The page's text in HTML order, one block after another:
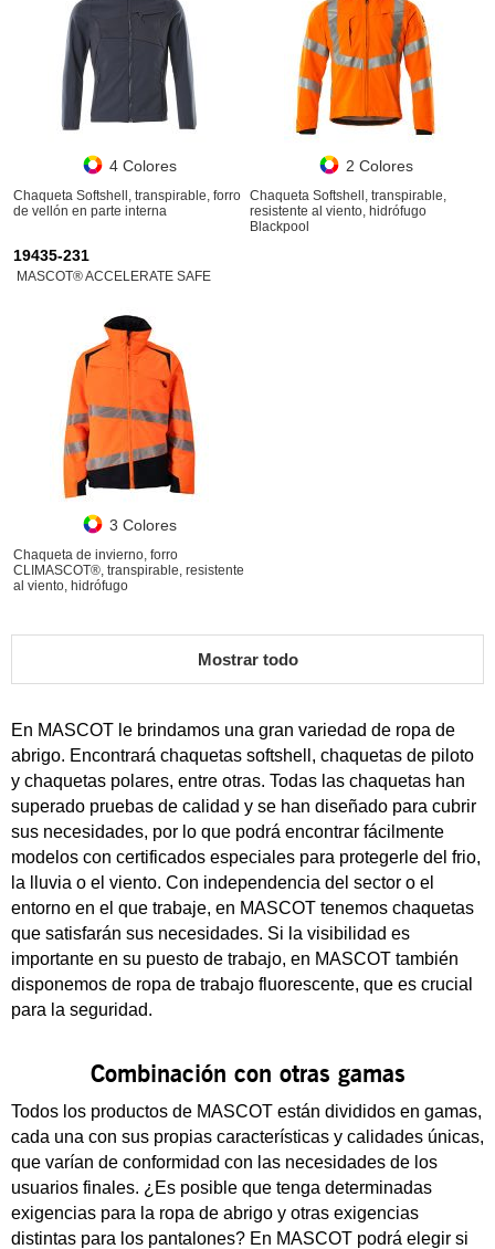
4 Colores
Chaqueta Softshell, transpirable, forro
de vellón en parte interna
2 Colores
Chaqueta Softshell, transpirable,
resistente al viento, hidrófugo
Blackpool
19435-231
MASCOT® ACCELERATE SAFE
3 Colores
Chaqueta de invierno, forro
CLIMASCOT®, transpirable, resistente
al viento, hidrófugo
Mostrar todo
En MASCOT le brindamos una gran variedad de ropa de
abrigo. Encontrará chaquetas softshell, chaquetas de piloto
y chaquetas polares, entre otras. Todas las chaquetas han
superado pruebas de calidad y se han diseñado para cubrir
sus necesidades, por lo que podrá encontrar fácilmente
modelos con certificados especiales para protegerle del frio,
la lluvia o el viento. Con independencia del sector o el
entorno en el que trabaje, en MASCOT tenemos chaquetas
que satisfarán sus necesidades. Si la visibilidad es
importante en su puesto de trabajo, en MASCOT también
disponemos de ropa de trabajo fluorescente, que es crucial
para la seguridad.
Combinación con otras gamas
Todos los productos de MASCOT están divididos en gamas,
cada una con sus propias características y calidades únicas,
que varían de conformidad con las necesidades de los
usuarios finales. ¿Es posible que tenga determinadas
exigencias para la ropa de abrigo y otras exigencias
distintas para los pantalones? En MASCOT podrá elegir si